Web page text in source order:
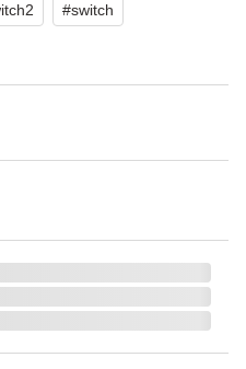
24時間以内に発送致しま
回答させて頂きますので宜
#switch